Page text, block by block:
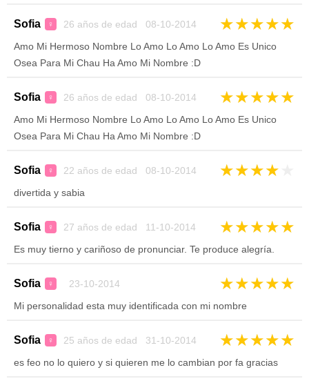
Sofia ♀ 26 años de edad 08-10-2014 ★★★★★
Amo Mi Hermoso Nombre Lo Amo Lo Amo Lo Amo Es Unico
Osea Para Mi Chau Ha Amo Mi Nombre :D
Sofia ♀ 26 años de edad 08-10-2014 ★★★★★
Amo Mi Hermoso Nombre Lo Amo Lo Amo Lo Amo Es Unico
Osea Para Mi Chau Ha Amo Mi Nombre :D
Sofia ♀ 22 años de edad 08-10-2014 ★★★★
divertida y sabia
Sofia ♀ 27 años de edad 11-10-2014 ★★★★★
Es muy tierno y cariñoso de pronunciar. Te produce alegría.
Sofia ♀ 23-10-2014 ★★★★★
Mi personalidad esta muy identificada con mi nombre
Sofia ♀ 25 años de edad 31-10-2014 ★★★★★
es feo no lo quiero y si quieren me lo cambian por fa gracias